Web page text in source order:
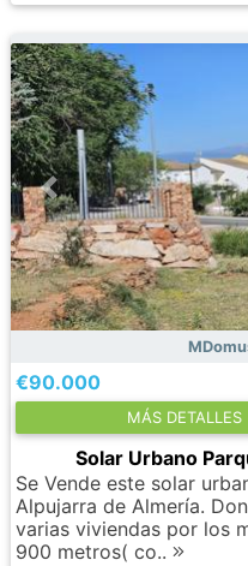
€90.000
МÁS DETALLES
Solar Urbano
Se Vende este solar
Alpujarra de Almería.
varias viviendas por los
900 metros( co..